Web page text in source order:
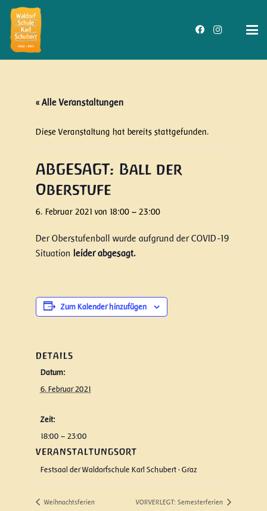
« Alle Veranstaltungen
Diese Veranstaltung hat bereits stattgefunden.
ABGESAGT: Ball der
Oberstufe
6. Februar 2021 von 18:00 – 23:00
Der Oberstufenball wurde aufgrund der COVID-19
Situation leider abgesagt.
Zum Kalender hinzufügen
DETAILS
Datum:
6. Februar 2021
Zeit:
18:00 – 23:00
VERANSTALTUNGSORT
Festsaal der Waldorfschule Karl Schubert · Graz
Weihnachtsferien VORVERLEGT: Semesterferien